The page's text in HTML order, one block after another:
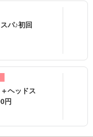
パ♪初回
ヘッドス
円